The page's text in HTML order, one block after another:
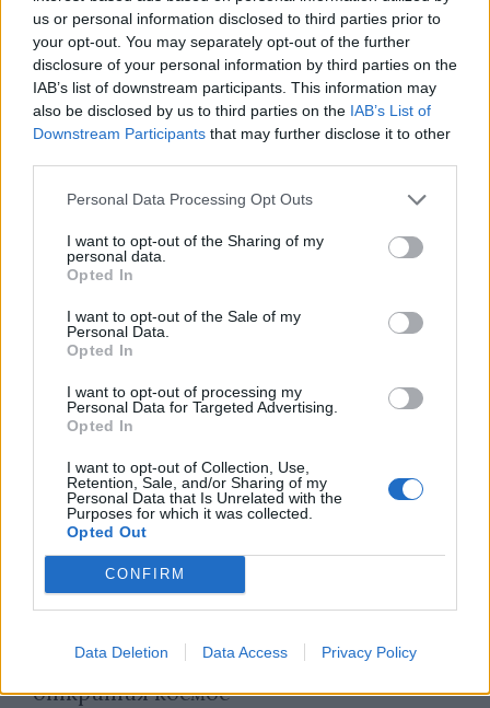
us or personal information disclosed to third parties prior to
your opt-out. You may separately opt-out of the further
disclosure of your personal information by third parties on the
IAB’s list of downstream participants. This information may
also be disclosed by us to third parties on the IAB’s List of
Downstream Participants that may further disclose it to other
Personal Data Processing Opt Outs
I want to opt-out of the Sharing of my
personal data.
Opted In
I want to opt-out of the Sale of my
Personal Data.
Opted In
I want to opt-out of processing my
Personal Data for Targeted Advertising.
Opted In
I want to opt-out of Collection, Use,
Retention, Sale, and/or Sharing of my
Personal Data that Is Unrelated with the
Purposes for which it was collected.
Opted Out
CONFIRM
Data Deletion Data Access Privacy Policy
Изкуствен интелект за първи път
създаде нови жизнеспособни вируси
07.08.2026 / 15:30
Астронавти на NASA излязоха в
открития космос